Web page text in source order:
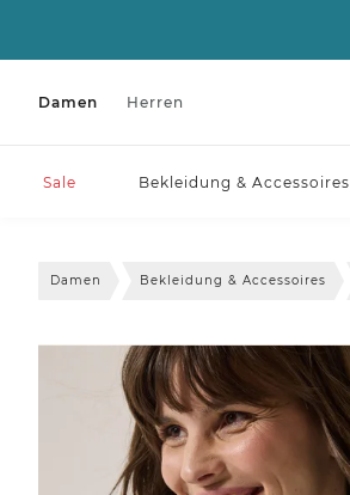
Damen Herren
Sale Bekleidung & Accessoires
Damen Bekleidung & Accessoires